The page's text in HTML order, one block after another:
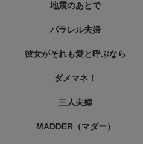
地震のあとで
パラレル夫婦
彼女がそれも愛と呼ぶなら
ダメマネ！
三人夫婦
MADDER（マダー）